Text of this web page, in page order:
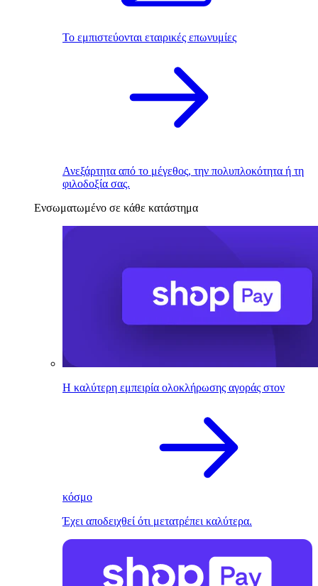
Το εμπιστεύονται εταιρικές επωνυμίες
Ανεξάρτητα από το μέγεθος, την πολυπλοκότητα ή τη
φιλοδοξία σας.
Ενσωματωμένο σε κάθε κατάστημα
Η καλύτερη εμπειρία ολοκλήρωσης αγοράς στον
κόσμο
Έχει αποδειχθεί ότι μετατρέπει καλύτερα.